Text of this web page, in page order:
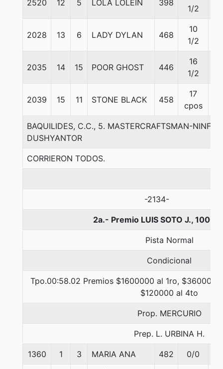
2520 12 5 LOLA LOLEIN 398
1/2
2028 13 6 LADY DYLAN 468
10
1/2
2035 14 15 POOR GHOST 446
16
1/2
2039 15 11 STONE BLACK 458
17
cpos
BAQUILIDES, C.C., 5. MASTERCRAFTSMAN-NINFA
DUSHYANTOR
CORRIERON TODOS.
-2134-
2a.- Premio LUIS SOTO J., 1000
Pista Normal
Condicional
Tpo.00:58.02 Premios $1600000 al 1ro, $360000
$120000 al 4to
Prop. MERCURIO
Prep. L. URBINA H.
1360 1 3 MARIA ANA 482 0/0